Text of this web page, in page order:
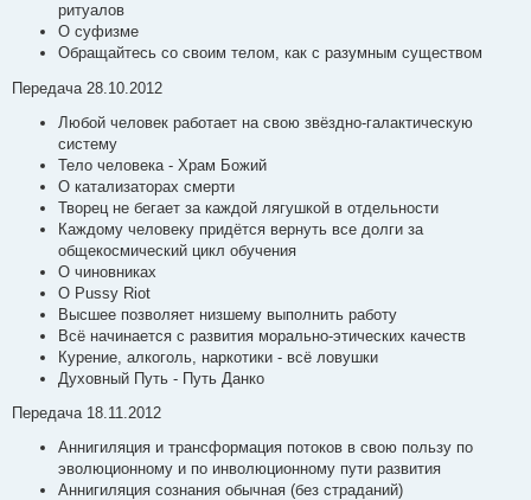
ритуалов
О суфизме
Обращайтесь со своим телом, как с разумным существом
Передача 28.10.2012
Любой человек работает на свою звёздно-галактическую
систему
Тело человека - Храм Божий
О катализаторах смерти
Творец не бегает за каждой лягушкой в отдельности
Каждому человеку придётся вернуть все долги за
общекосмический цикл обучения
О чиновниках
О Pussy Riot
Высшее позволяет низшему выполнить работу
Всё начинается с развития морально-этических качеств
Курение, алкоголь, наркотики - всё ловушки
Духовный Путь - Путь Данко
Передача 18.11.2012
Аннигиляция и трансформация потоков в свою пользу по
эволюционному и по инволюционному пути развития
Аннигиляция сознания обычная (без страданий)